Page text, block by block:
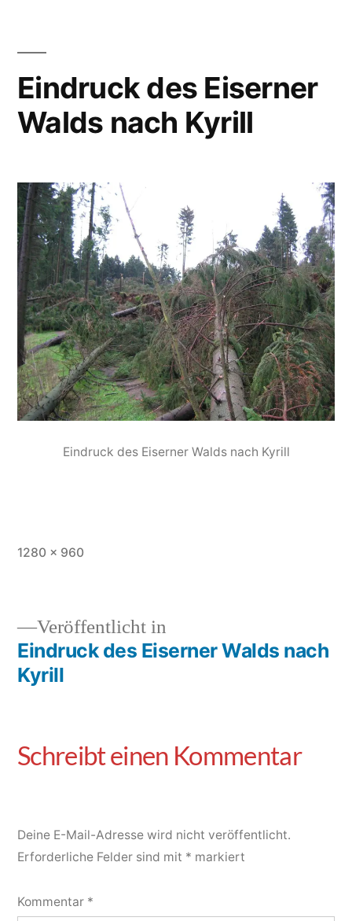
Eindruck des Eiserner
Walds nach Kyrill
Eindruck des Eiserner Walds nach Kyrill
1280 × 960
Veröffentlicht in
Eindruck des Eiserner Walds nach
Kyrill
Deine E-Mail-Adresse wird nicht veröffentlicht.
Erforderliche Felder sind mit * markiert
Kommentar *